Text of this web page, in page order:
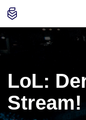
LoL:
Stream!